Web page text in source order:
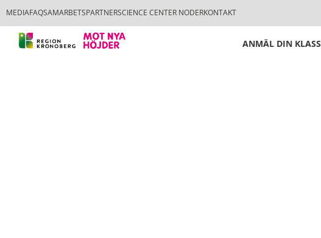
MEDIAFAQSAMARBETSPARTNERSCIENCE CENTER NODERKONTAKT
ANMÄL DIN KLASS